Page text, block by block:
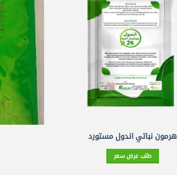
هرمون نباتي اندول مستورد
طلب عرض سعر